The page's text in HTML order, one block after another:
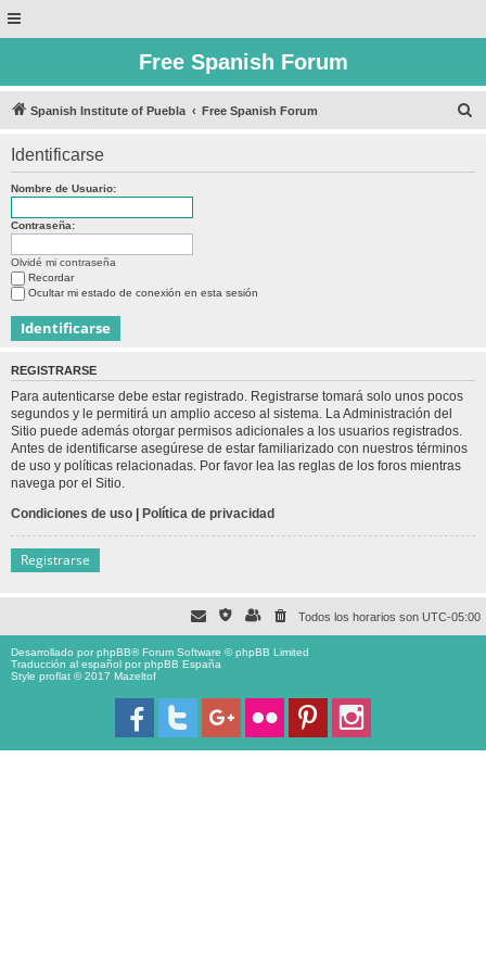
Free Spanish Forum
Spanish Institute of Puebla Free Spanish Forum
Identificarse
Nombre de Usuario:
Contraseña:
Olvidé mi contraseña
Recordar
Ocultar mi estado de conexión en esta sesión
REGISTRARSE
Para autenticarse debe estar registrado. Registrarse tomará solo unos pocos
segundos y le permitirá un amplio acceso al sistema. La Administración del
Sitio puede además otorgar permisos adicionales a los usuarios registrados.
Antes de identificarse asegúrese de estar familiarizado con nuestros términos
de uso y políticas relacionadas. Por favor lea las reglas de los foros mientras
navega por el Sitio.
Condiciones de uso | Política de privacidad
Registrarse
Todos los horarios son UTC-05:00
Desarrollado porphpBB® Forum Software © phpBB Limited
Traducción al español porphpBB España
Style proflat © 2017 Mazeltof